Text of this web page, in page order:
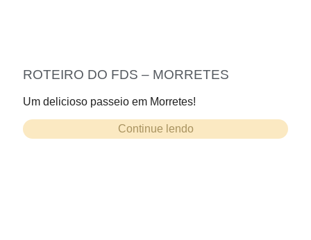
ROTEIRO DO FDS – MORRETES
Um delicioso passeio em Morretes!
Continue lendo